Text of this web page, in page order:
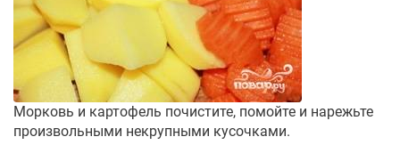
Морковь и картофель почистите, помойте и нарежьте
произвольными некрупными кусочками.